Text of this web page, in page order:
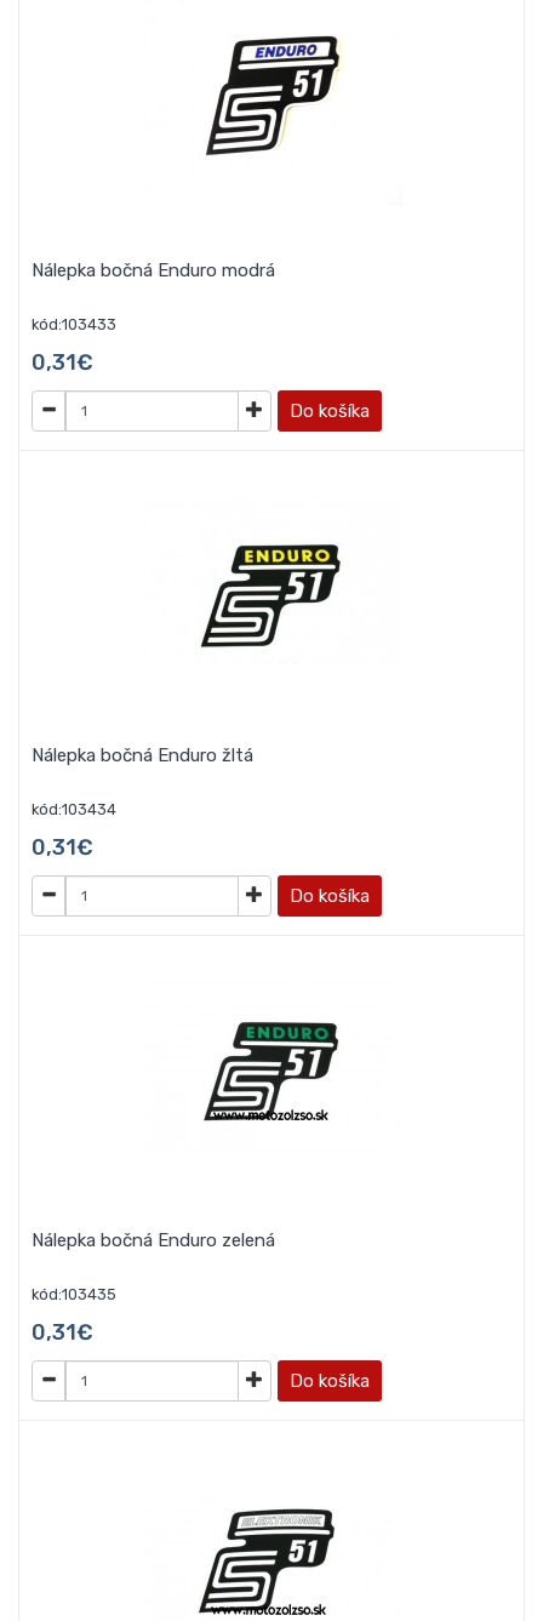
Nálepka bočná Enduro modrá
kód:103433
0,31€
Do košíka
Nálepka bočná Enduro žltá
kód:103434
0,31€
Do košíka
Nálepka bočná Enduro zelená
kód:103435
0,31€
Do košíka